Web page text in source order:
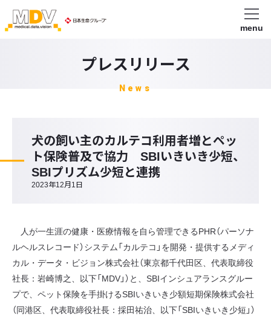
menu
プレスリリース
News
犬の飼い主のカルテコ利用者増とペッ
ト保険普及で協力 SBIいきいき少短、
SBIプリズム少短と連携
2023年12月1日
人が一生涯の健康・医療情報を自ら管理できるPHR（パーソナ
ルヘルスレコード）システム「カルテコ」を開発・提供するメディ
カル・データ・ビジョン株式会社（東京都千代田区、代表取締役
社長：岩崎博之、以下「MDV」）と、SBIインシュアランスグルー
プで、ペット保険を手掛けるSBIいきいき少額短期保険株式会社
（同港区、代表取締役社長：採田祐治、以下「SBIいきいき少短」）